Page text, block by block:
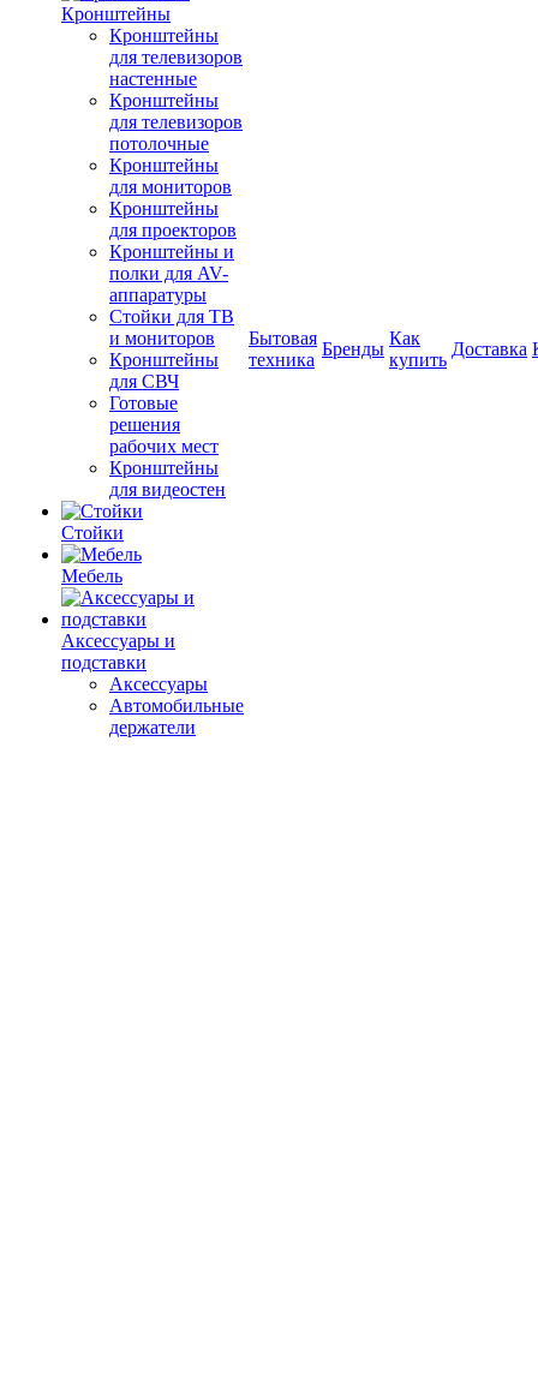
Кронштейны
Кронштейны
для телевизоров
настенные
Кронштейны
для телевизоров
потолочные
Кронштейны
для мониторов
Кронштейны
для проекторов
Кронштейны и
полки для AV-
аппаратуры
Стойки для ТВ
и мониторов
Кронштейны
для СВЧ
Готовые
решения
рабочих мест
Кронштейны
для видеостен
Стойки
Мебель
Аксессуары и
подставки
Аксессуары
Автомобильные
держатели
Бытовая
техника
Бренды
Как
купить
Доставка